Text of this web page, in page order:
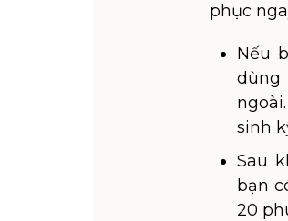
phục
Nếu
dùng
sinh
Sau
bạn
20